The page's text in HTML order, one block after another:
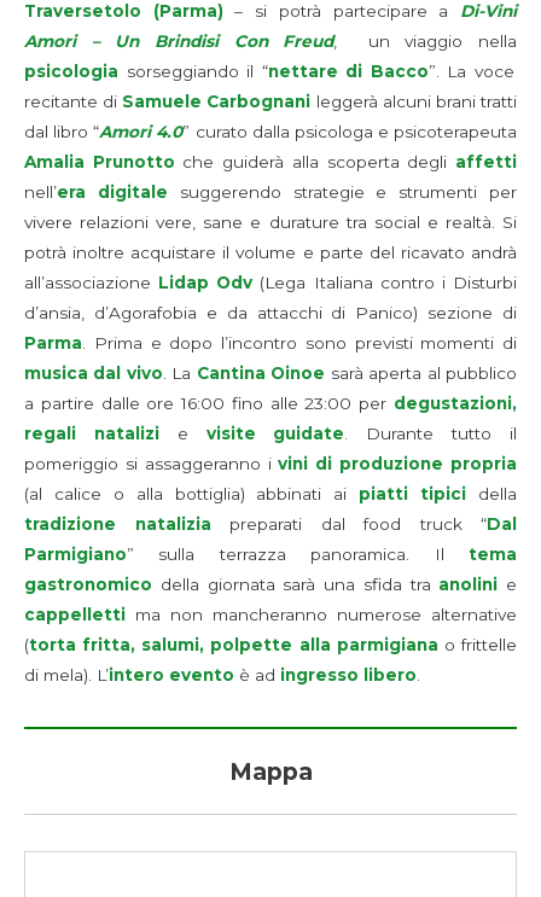
Traversetolo (Parma)– si potrà partecipare a Di-Vini
Amori – Un Brindisi Con Freud, un viaggio nella
psicologia sorseggiando il “nettare di Bacco”. La voce
recitante di Samuele Carbognani leggerà alcuni brani tratti
dal libro “Amori 4.0” curato dalla psicologa e psicoterapeuta
Amalia Prunotto che guiderà alla scoperta degli affetti
nell’era digitale suggerendo strategie e strumenti per
vivere relazioni vere, sane e durature tra social e realtà. Si
potrà inoltre acquistare il volume e parte del ricavato andrà
all’associazione Lidap Odv (Lega Italiana contro i Disturbi
d’ansia, d’Agorafobia e da attacchi di Panico) sezione di
Parma. Prima e dopo l’incontro sono previsti momenti di
musica dal vivo. La Cantina Oinoe sarà aperta al pubblico
a partire dalle ore 16:00 fino alle 23:00 per degustazioni,
regali natalizie visite guidate. Durante tutto il
pomeriggio si assaggeranno ivini di produzione propria
(al calice o alla bottiglia) abbinati ai piatti tipici della
tradizione natalizia preparati dal food truck “Dal
Parmigiano” sulla terrazza panoramica. Il tema
gastronomico della giornata sarà una sfida tra anolini e
cappelletti ma non mancheranno numerose alternative
(torta fritta, salumi, polpette alla parmigiana o frittelle
di mela). L’intero evento è ad ingresso libero.
Mappa